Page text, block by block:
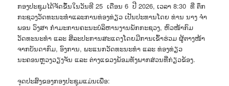
ກອງປະຊຸມໄດ້ຈັດຂຶ້ນໃນວັນທີ 25 ເດືອນ 6 ປີ 2026, ເວລາ 8:30 ທີ່ ຕຶກ
ກະຊວງວັດທະນະທຳແລະການທ່ອງທ່ຽວ ເປັນປະທານໂດຍ ທ່ານ ນາງ ຈຳ
ພອນ ວົງສາ ກຳມະການຄະນະບໍລິຫານງານພັກກະຊວງ, ຫົວໜ້າກົມ
ວັດທະນະທຳ ແລະ ສິລະປະການສະແດງໂດຍມີການເຂົ້າຮ່ວມ ຜູ້ຕາງໜ້າ
ຈາກບັນດາກົມ, ອົງການ, ພະແນກວັດທະນະທຳ ແລະ ທ່ອງທ່ຽວ
ນະຄອນຫຼວງວຽງຈັນ ແລະ ຕ່າງແຂວງພ້ອມທັງພາກສ່ວນທີ່ກ່ຽວຂ້ອງ.
ຈຸດປະສົງຂອງກອງປະຊຸມແມ່ນເພື່ອ: